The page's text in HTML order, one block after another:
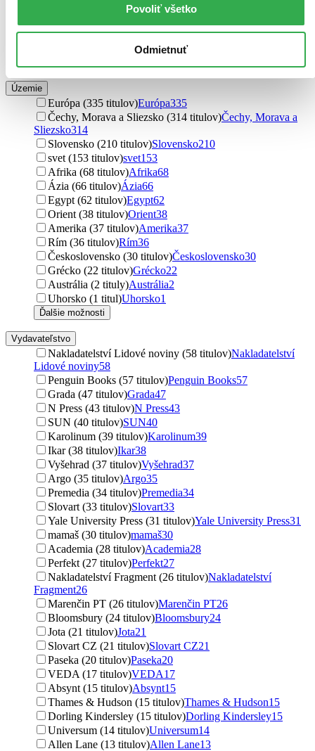
Povoliť všetko
Odmietnuť
Tom Phillips (6 titulov)Tom Phillips
Michel Rauch (5 titulov)Michel Rauch5
Jiří Černý (5 titulov)Jiří Černý5
Územie
Európa (335 titulov)Európa335
Čechy, Morava a Sliezsko (314 titulov)Čechy, Morava a
Sliezsko314
Slovensko (210 titulov)Slovensko210
svet (153 titulov)svet153
Afrika (68 titulov)Afrika68
Ázia (66 titulov)Ázia66
Egypt (62 titulov)Egypt62
Orient (38 titulov)Orient38
Amerika (37 titulov)Amerika37
Rím (36 titulov)Rím36
Československo (30 titulov)Československo30
Grécko (22 titulov)Grécko22
Austrália (2 tituly)Austrália2
Uhorsko (1 titul)Uhorsko1
Ďalšie možnosti
Vydavateľstvo
Nakladatelství Lidové noviny (58 titulov)Nakladatelství
Lidové noviny58
Penguin Books (57 titulov)Penguin Books57
Grada (47 titulov)Grada47
N Press (43 titulov)N Press43
SUN (40 titulov)SUN40
Karolinum (39 titulov)Karolinum39
Ikar (38 titulov)Ikar38
Vyšehrad (37 titulov)Vyšehrad37
Argo (35 titulov)Argo35
Premedia (34 titulov)Premedia34
Slovart (33 titulov)Slovart33
Yale University Press (31 titulov)Yale University Press31
mamaš (30 titulov)mamaš30
Academia (28 titulov)Academia28
Perfekt (27 titulov)Perfekt27
Nakladatelství Fragment (26 titulov)Nakladatelství
Fragment26
Marenčin PT (26 titulov)Marenčin PT26
Bloomsbury (24 titulov)Bloomsbury24
Jota (21 titulov)Jota21
Slovart CZ (21 titulov)Slovart CZ21
Paseka (20 titulov)Paseka20
VEDA (17 titulov)VEDA17
Absynt (15 titulov)Absynt15
Thames & Hudson (15 titulov)Thames & Hudson15
Dorling Kindersley (15 titulov)Dorling Kindersley15
Universum (14 titulov)Universum14
Allen Lane (13 titulov)Allen Lane13